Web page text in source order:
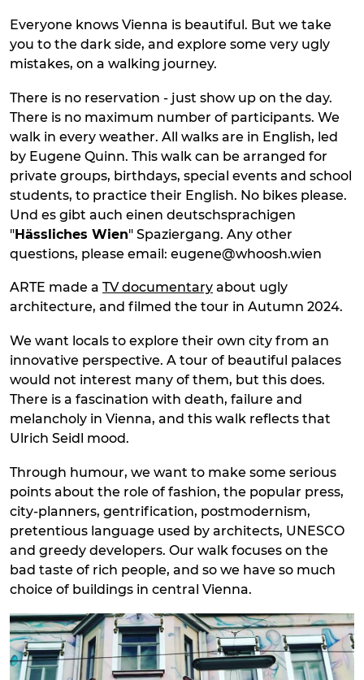
Everyone knows Vienna is beautiful. But we take
you to the dark side, and explore some very ugly
mistakes, on a walking journey.
There is no reservation - just show up on the day.
There is no maximum number of participants. We
walk in every weather. All walks are in English, led
by Eugene Quinn. This walk can be arranged for
private groups, birthdays, special events and school
students, to practice their English. No bikes please.
Und es gibt auch einen deutschsprachigen
"Hässliches Wien" Spaziergang. Any other
questions, please email: eugene@whoosh.wien
ARTE made a TV documentary about ugly
architecture, and filmed the tour in Autumn 2024.
We want locals to explore their own city from an
innovative perspective. A tour of beautiful palaces
would not interest many of them, but this does.
There is a fascination with death, failure and
melancholy in Vienna, and this walk reflects that
Ulrich Seidl mood.
Through humour, we want to make some serious
points about the role of fashion, the popular press,
city-planners, gentrification, postmodernism,
pretentious language used by architects, UNESCO
and greedy developers. Our walk focuses on the
bad taste of rich people, and so we have so much
choice of buildings in central Vienna.